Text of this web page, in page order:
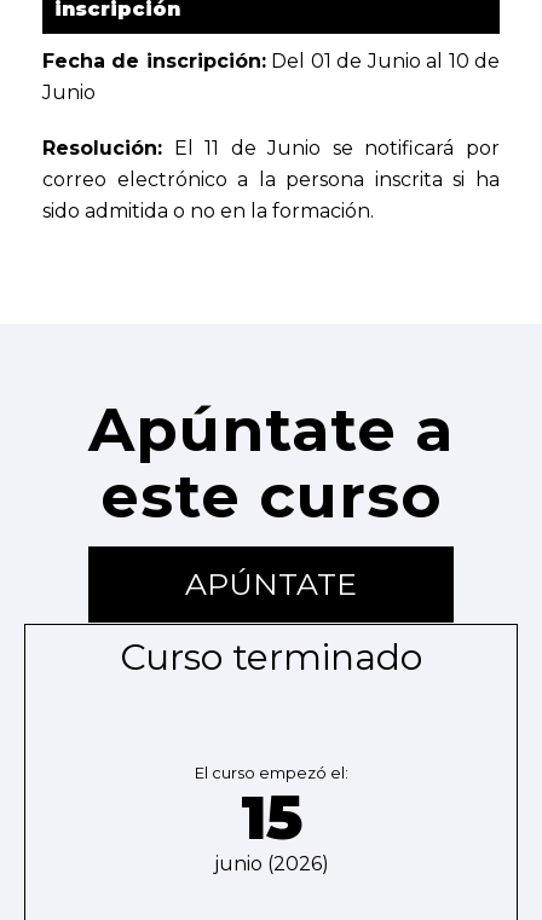
inscripción
Fecha de inscripción:Del 01 de Junio al 10 de
Junio
Resolución: El 11 de Junio se notificará por
correo electrónico a la persona inscrita si ha
sido admitida o no en la formación.
Apúntate a
este curso
APÚNTATE
Curso terminado
El curso empezó el:
15
junio (2026)